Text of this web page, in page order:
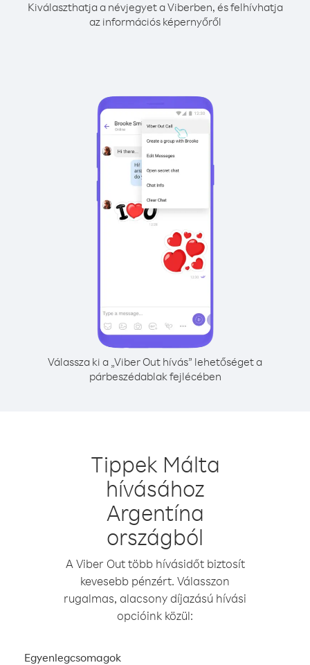
Kiválaszthatja a névjegyet a Viberben, és felhívhatja
az információs képernyőről
Válassza ki a „Viber Out hívás” lehetőséget a
párbeszédablak fejlécében
Tippek Málta
hívásához
Argentína
országból
A Viber Out több hívásidőt biztosít
kevesebb pénzért. Válasszon
rugalmas, alacsony díjazású hívási
opcióink közül:
Egyenlegcsomagok